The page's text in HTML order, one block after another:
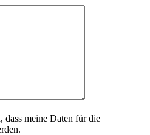
dass meine Daten für die